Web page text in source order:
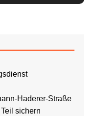
Haderer-Straße
sichern